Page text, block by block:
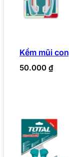
Kềm mũi
50.000 ₫